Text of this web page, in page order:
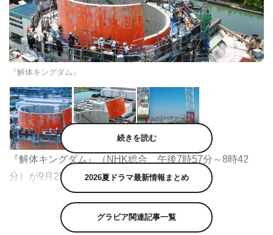
『解体キングダム』
『解体キングダム』（NHK総合 午後7時57分～8時42
分）が9月25日（水）に放送される。
普段見ることのない解体現場に潜入し、驚きの技術を紹介
する『解体キングダム』。今回は半世紀近く前に建てられ
続きを読む
2026夏ドラマ最新情報まとめ
グラビア関連記事一覧